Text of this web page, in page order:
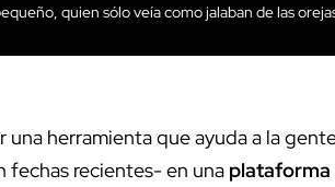
quien sólo veía como jalaban de las
una herramienta que ayuda a la
recientes- en una plataforma